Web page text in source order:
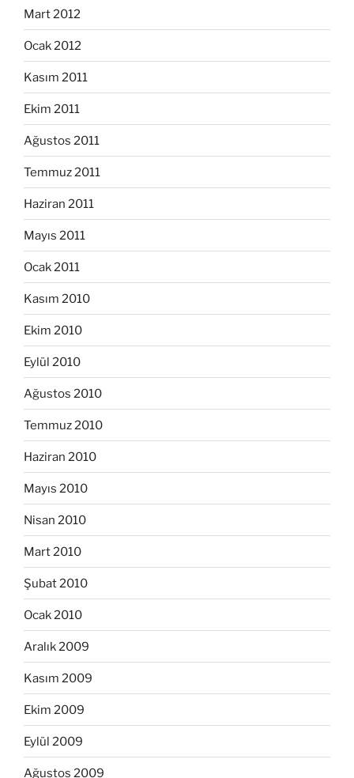
Mart 2012
Ocak 2012
Kasım 2011
Ekim 2011
Ağustos 2011
Temmuz 2011
Haziran 2011
Mayıs 2011
Ocak 2011
Kasım 2010
Ekim 2010
Eylül 2010
Ağustos 2010
Temmuz 2010
Haziran 2010
Mayıs 2010
Nisan 2010
Mart 2010
Şubat 2010
Ocak 2010
Aralık 2009
Kasım 2009
Ekim 2009
Eylül 2009
Ağustos 2009